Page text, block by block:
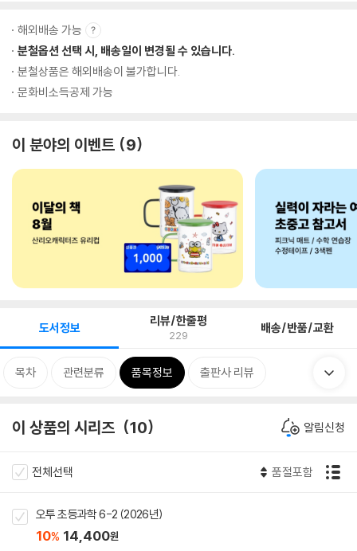
해외배송 가능
분철옵션 선택 시, 배송일이 변경될 수 있습니다.
분철상품은 해외배송이 불가합니다.
문화비소득공제 가능
이 분야의 이벤트 9
도서정보 리뷰/한줄평
229 배송/반품/교환
목차 관련분류 품목정보 출판사 리뷰
이 상품의 시리즈 10 알림신청
전체선택 품절포함
오투 초등과학 6-2 (2026년)
10% 14,400원